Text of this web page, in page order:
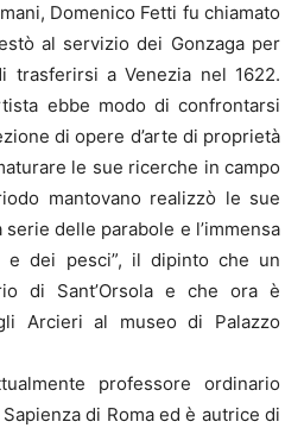
Domenico Fetti fu chiamato
al servizio dei Gonzaga per
trasferirsi a Venezia nel 1622.
ebbe modo di confrontarsi
di opere d’arte di proprietà
le sue ricerche in campo
mantovano realizzò le sue
delle parabole e l’immensa
e dei pesci”, il dipinto che un
di Sant’Orsola e che ora è
Arcieri al museo di Palazzo
professore ordinario
di Roma ed è autrice di